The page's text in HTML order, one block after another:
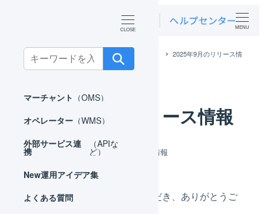
Search
for:
マーチャント （OMS）
オペレーター （WMS）
外部サービス連
携
（APIな
ど）
New運用アイデア集
よくある質問
MENU
ホーム お知らせ アップデート情報
2025年9月のリリース情
2025年9月のリリース情報
投稿日
2025年10月09日 カテゴリーアップデート情報
いつもLOGILESSをご利用いただき、ありがとうご